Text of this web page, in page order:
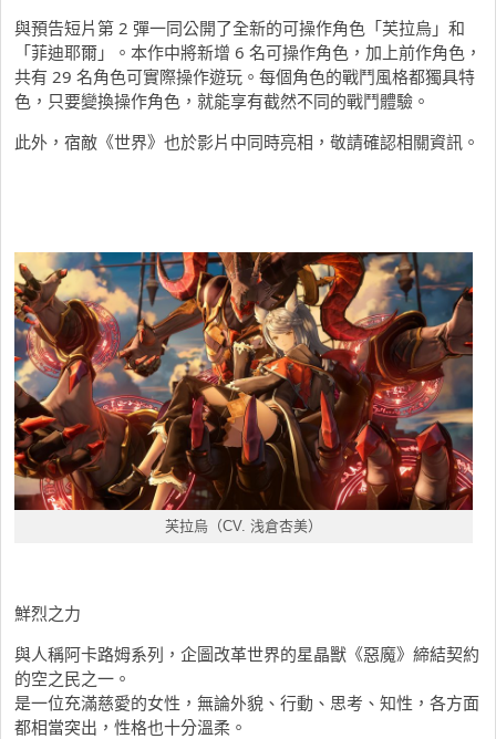
與預告短片第 2 彈一同公開了全新的可操作角色「芙拉烏」和
「菲迪耶爾」。本作中將新增 6 名可操作角色，加上前作角色，
共有 29 名角色可實際操作遊玩。每個角色的戰鬥風格都獨具特
色，只要變換操作角色，就能享有截然不同的戰鬥體驗。
此外，宿敵《世界》也於影片中同時亮相，敬請確認相關資訊。
芙拉烏（CV. 浅倉杏美）
鮮烈之力
與人稱阿卡路姆系列，企圖改革世界的星晶獸《惡魔》締結契約
的空之民之一。
是一位充滿慈愛的女性，無論外貌、行動、思考、知性，各方面
都相當突出，性格也十分溫柔。